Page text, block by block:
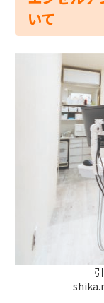
いて